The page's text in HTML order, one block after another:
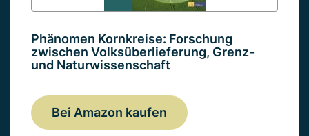
Phänomen Kornkreise: Forschung
zwischen Volksüberlieferung, Grenz-
und Naturwissenschaft
Bei Amazon kaufen